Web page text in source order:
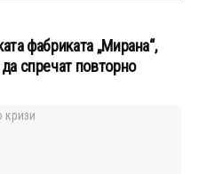
фабриката „Мирана“,
спречат повторно